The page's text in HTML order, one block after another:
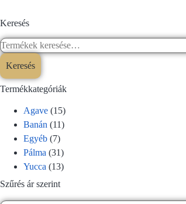
Keresés
Keresés
Termékkategóriák
Agave (15)
Banán (11)
Egyéb (7)
Pálma (31)
Yucca (13)
Szűrés ár szerint